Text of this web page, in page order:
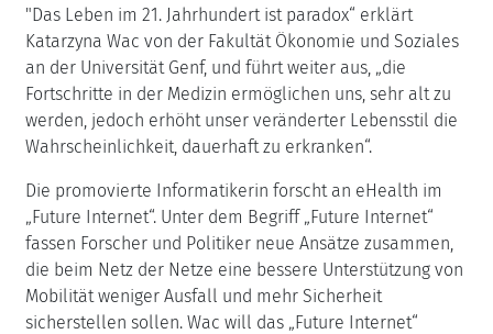
"Das Leben im 21. Jahrhundert ist paradox“ erklärt
Katarzyna Wac von der Fakultät Ökonomie und Soziales
an der Universität Genf, und führt weiter aus, „die
Fortschritte in der Medizin ermöglichen uns, sehr alt zu
werden, jedoch erhöht unser veränderter Lebensstil die
Wahrscheinlichkeit, dauerhaft zu erkranken“.
Die promovierte Informatikerin forscht an eHealth im
„Future Internet“. Unter dem Begriff „Future Internet“
fassen Forscher und Politiker neue Ansätze zusammen,
die beim Netz der Netze eine bessere Unterstützung von
Mobilität weniger Ausfall und mehr Sicherheit
sicherstellen sollen. Wac will das „Future Internet“